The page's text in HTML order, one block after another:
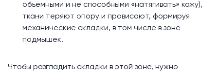
объемными и не способными «натягивать» кожу),
ткани теряют опору и провисают, формируя
механические складки, в том числе в зоне
подмышек.
Чтобы разгладить складки в этой зоне, нужно